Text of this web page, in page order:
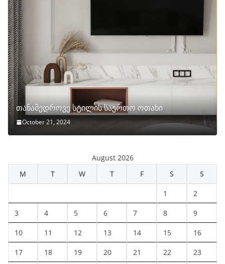
თანამედროვე სტილის საერთო ოთახი
October 21, 2024
August 2026
M
T W T F S S
1 2
3 4 5 6 7 8 9
10 11 12 13 14 15 16
17 18 19 20 21 22 23